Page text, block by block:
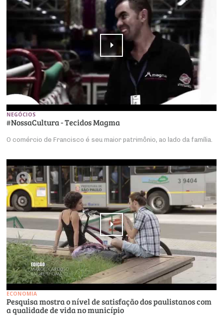
NEGÓCIOS
#NossaCultura - Tecidos Magma
O comércio de Francisco é seu maior patrimônio, ao lado da família.
ECONOMIA
Pesquisa mostra o nível de satisfação dos paulistanos com
a qualidade de vida no município